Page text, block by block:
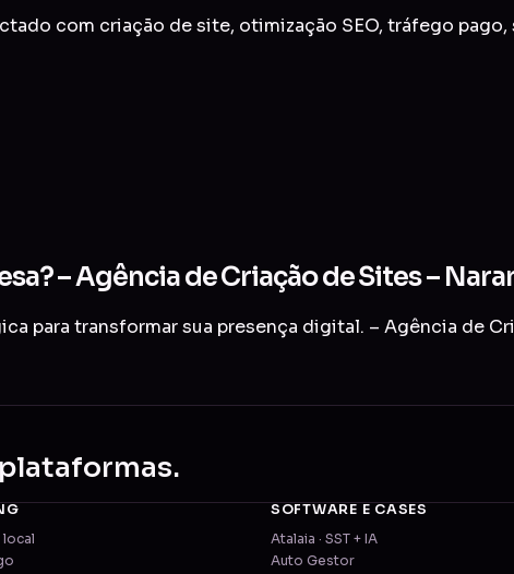
com criação de site, otimização SEO, tráfego pago,
– Agência de Criação de Sites –
para transformar sua presença digital. – Agência de
local
SOFTWARE E CASES
Atalaia · SST + IA
Auto Gestor